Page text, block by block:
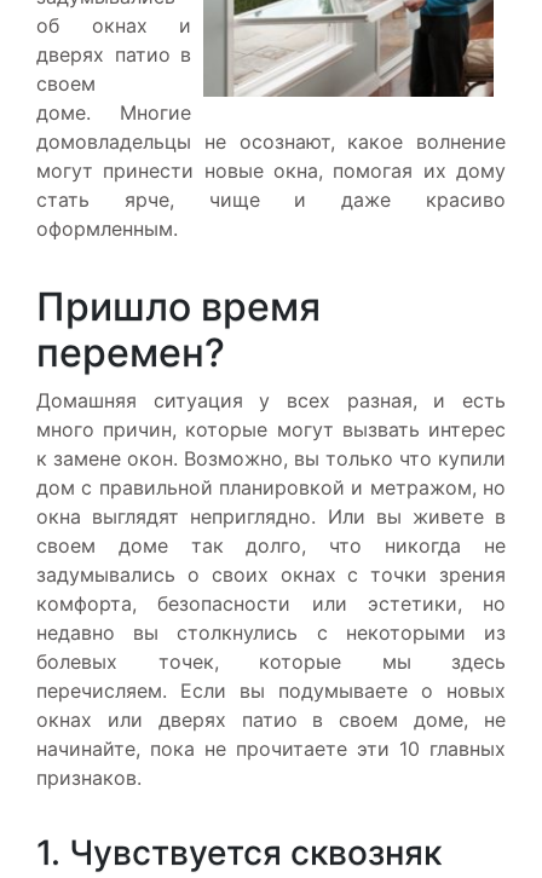
об окнах и
дверях патио в
своем
доме. Многие
домовладельцы не осознают, какое волнение
могут принести новые окна, помогая их дому
стать ярче, чище и даже красиво
оформленным.
Пришло время
перемен?
Домашняя ситуация у всех разная, и есть
много причин, которые могут вызвать интерес
к замене окон. Возможно, вы только что купили
дом с правильной планировкой и метражом, но
окна выглядят неприглядно. Или вы живете в
своем доме так долго, что никогда не
задумывались о своих окнах с точки зрения
комфорта, безопасности или эстетики, но
недавно вы столкнулись с некоторыми из
болевых точек, которые мы здесь
перечисляем. Если вы подумываете о новых
окнах или дверях патио в своем доме, не
начинайте, пока не прочитаете эти 10 главных
признаков.
1. Чувствуется сквозняк